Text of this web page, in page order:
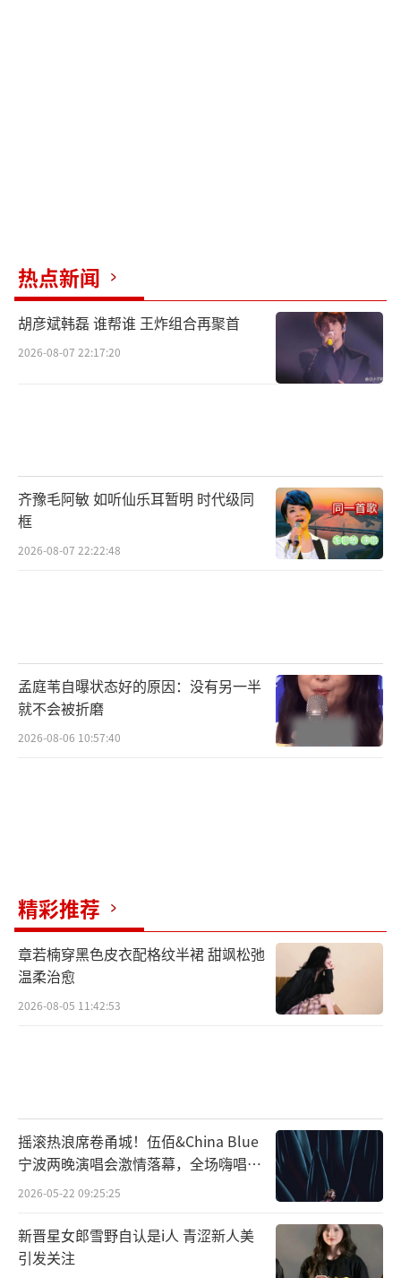
热点新闻
胡彦斌韩磊 谁帮谁 王炸组合再聚首
2026-08-07 22:17:20
齐豫毛阿敏 如听仙乐耳暂明 时代级同
框
2026-08-07 22:22:48
孟庭苇自曝状态好的原因：没有另一半
就不会被折磨
2026-08-06 10:57:40
精彩推荐
章若楠穿黑色皮衣配格纹半裙 甜飒松弛
温柔治愈
2026-08-05 11:42:53
摇滚热浪席卷甬城！伍佰&China Blue
宁波两晚演唱会激情落幕，全场嗨唱氛
围炸裂
2026-05-22 09:25:25
新晋星女郎雪野自认是i人 青涩新人美
引发关注